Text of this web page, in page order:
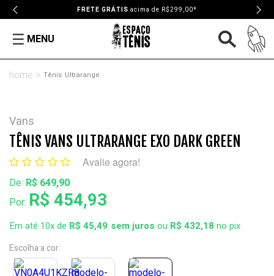
FRETE GRÁTIS acima de R$299,00*
MENU
Tênis Ultrarange
Vans
TÊNIS VANS ULTRARANGE EXO DARK GREEN
Avalie agora!
De: R$ 649,90
Por: R$ 454,93
Em até 10x de R$ 45,49 ou R$ 432,18 no pix
Escolha a cor: